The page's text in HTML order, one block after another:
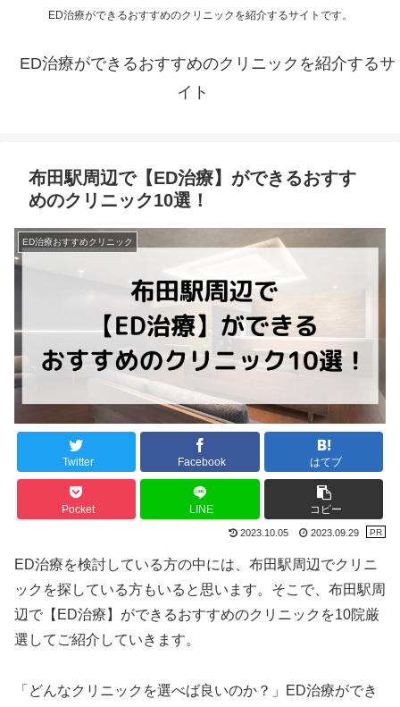
ED治療ができるおすすめのクリニックを紹介するサイトです。
ED治療ができるおすすめのクリニックを紹介するサ
イト
布田駅周辺で【ED治療】ができるおすす
めのクリニック10選！
ED治療おすすめクリニック
Twitter Facebook はてブ
Pocket LINE コピー
2023.10.05 2023.09.29
ED治療を検討している方の中には、布田駅周辺でクリニ
ックを探している方もいると思います。そこで、布田駅周
辺で【ED治療】ができるおすすめのクリニックを10院厳
選してご紹介していきます。
「どんなクリニックを選べば良いのか？」ED治療ができ